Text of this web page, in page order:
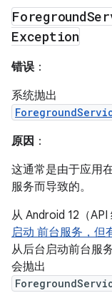
Foreground
Exception
错误：
系统抛出
原因 ：
这通常是由于应用
服务而导致的。
从 Android 12（
启动 前台服务，但
从后台启动前台服
会抛出